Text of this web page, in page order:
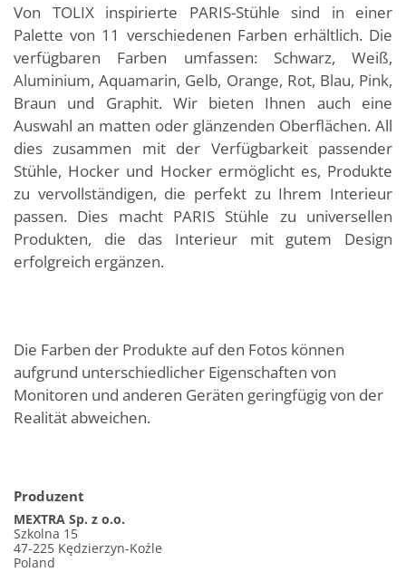
Von TOLIX inspirierte PARIS-Stühle sind in einer
Palette von 11 verschiedenen Farben erhältlich. Die
verfügbaren Farben umfassen: Schwarz, Weiß,
Aluminium, Aquamarin, Gelb, Orange, Rot, Blau, Pink,
Braun und Graphit. Wir bieten Ihnen auch eine
Auswahl an matten oder glänzenden Oberflächen. All
dies zusammen mit der Verfügbarkeit passender
Stühle, Hocker und Hocker ermöglicht es, Produkte
zu vervollständigen, die perfekt zu Ihrem Interieur
passen. Dies macht PARIS Stühle zu universellen
Produkten, die das Interieur mit gutem Design
erfolgreich ergänzen.
Die Farben der Produkte auf den Fotos können
aufgrund unterschiedlicher Eigenschaften von
Monitoren und anderen Geräten geringfügig von der
Realität abweichen.
Produzent
MEXTRA Sp. z o.o.
Szkolna 15
47-225 Kędzierzyn-Koźle
Poland